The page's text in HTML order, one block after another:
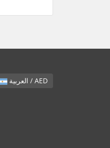
العربية / AED